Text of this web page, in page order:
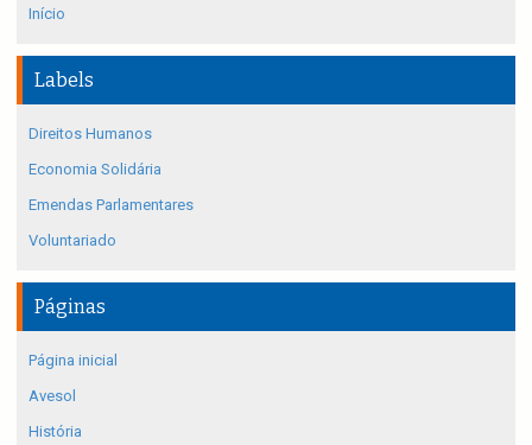
Início
Labels
Direitos Humanos
Economia Solidária
Emendas Parlamentares
Voluntariado
Páginas
Página inicial
Avesol
História